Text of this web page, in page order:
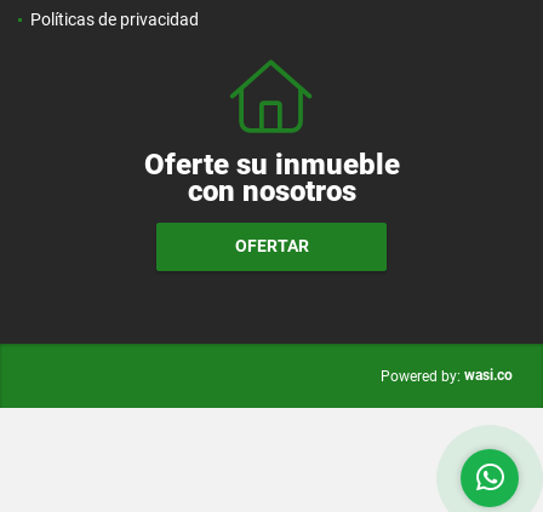
Políticas de privacidad
Oferte su inmueble
con nosotros
OFERTAR
Powered by: wasi.co